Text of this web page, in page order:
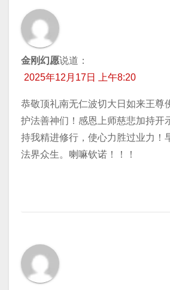
金刚幻愿说道：
2025年12月17日 上午8:20
恭敬顶礼南无仁波切大日如来王尊
护法善神们！感恩上师慈悲加持开
持我精进修行，使心力胜过业力！
法界众生。喇嘛钦诺！！！